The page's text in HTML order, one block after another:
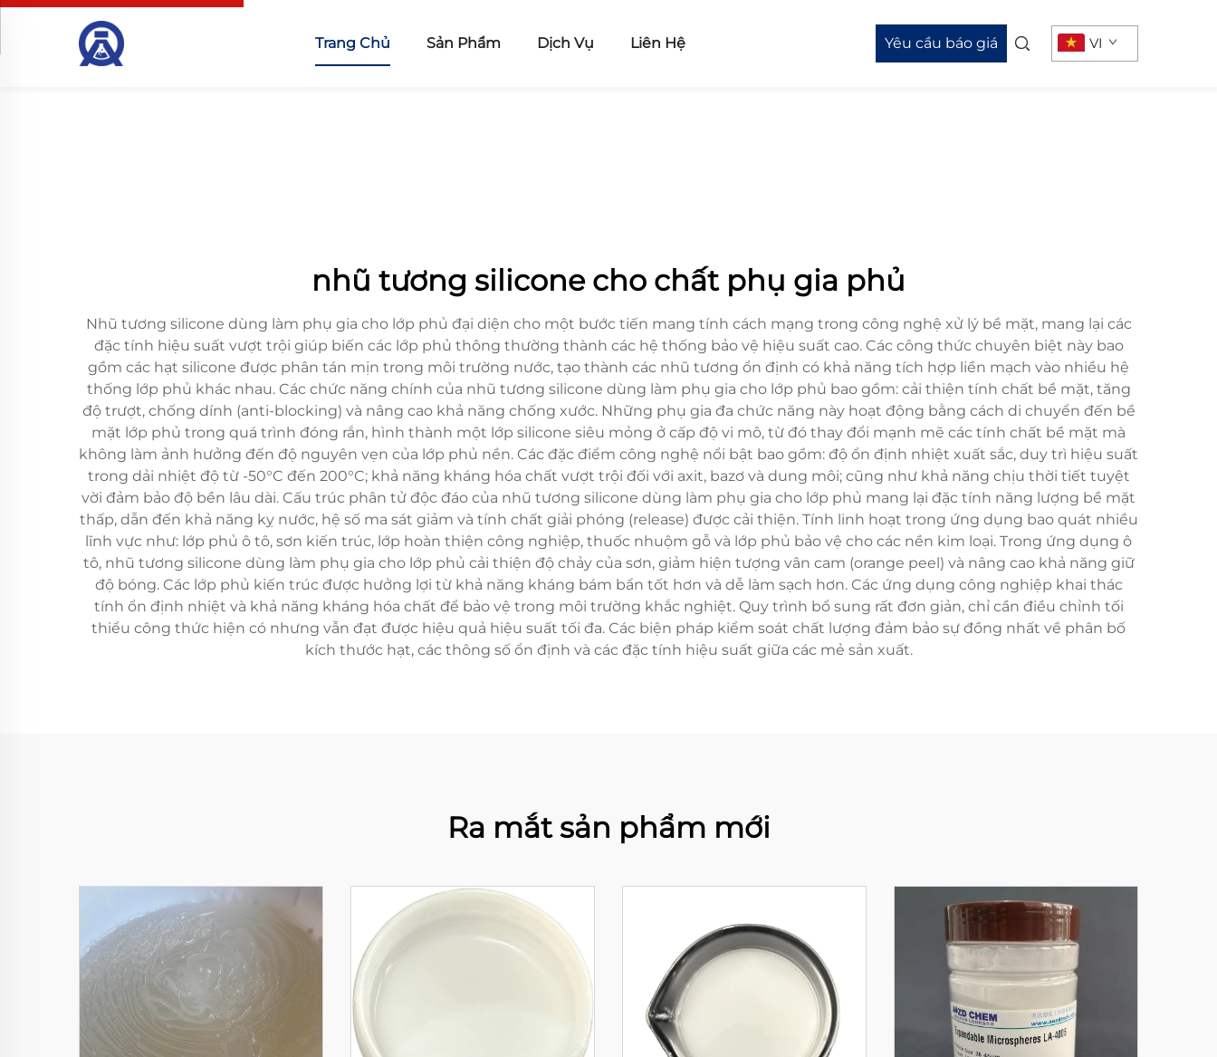
Trang Chủ Sản Phẩm Dịch Vụ Liên Hệ Yêu cầu báo giá VI
nhũ tương silicone cho chất phụ gia phủ
Nhũ tương silicone dùng làm phụ gia cho lớp phủ đại diện cho một bước tiến mang tính cách mạng trong công nghệ xử lý bề mặt, mang lại các
đặc tính hiệu suất vượt trội giúp biến các lớp phủ thông thường thành các hệ thống bảo vệ hiệu suất cao. Các công thức chuyên biệt này bao
gồm các hạt silicone được phân tán mịn trong môi trường nước, tạo thành các nhũ tương ổn định có khả năng tích hợp liền mạch vào nhiều hệ
thống lớp phủ khác nhau. Các chức năng chính của nhũ tương silicone dùng làm phụ gia cho lớp phủ bao gồm: cải thiện tính chất bề mặt, tăng
độ trượt, chống dính (anti-blocking) và nâng cao khả năng chống xước. Những phụ gia đa chức năng này hoạt động bằng cách di chuyển đến bề
mặt lớp phủ trong quá trình đóng rắn, hình thành một lớp silicone siêu mỏng ở cấp độ vi mô, từ đó thay đổi mạnh mẽ các tính chất bề mặt mà
không làm ảnh hưởng đến độ nguyên vẹn của lớp phủ nền. Các đặc điểm công nghệ nổi bật bao gồm: độ ổn định nhiệt xuất sắc, duy trì hiệu suất
trong dải nhiệt độ từ -50°C đến 200°C; khả năng kháng hóa chất vượt trội đối với axit, bazơ và dung môi; cũng như khả năng chịu thời tiết tuyệt
vời đảm bảo độ bền lâu dài. Cấu trúc phân tử độc đáo của nhũ tương silicone dùng làm phụ gia cho lớp phủ mang lại đặc tính năng lượng bề mặt
thấp, dẫn đến khả năng kỵ nước, hệ số ma sát giảm và tính chất giải phóng (release) được cải thiện. Tính linh hoạt trong ứng dụng bao quát nhiều
lĩnh vực như: lớp phủ ô tô, sơn kiến trúc, lớp hoàn thiện công nghiệp, thuốc nhuộm gỗ và lớp phủ bảo vệ cho các nền kim loại. Trong ứng dụng ô
tô, nhũ tương silicone dùng làm phụ gia cho lớp phủ cải thiện độ chảy của sơn, giảm hiện tượng vân cam (orange peel) và nâng cao khả năng giữ
độ bóng. Các lớp phủ kiến trúc được hưởng lợi từ khả năng kháng bám bẩn tốt hơn và dễ làm sạch hơn. Các ứng dụng công nghiệp khai thác
tính ổn định nhiệt và khả năng kháng hóa chất để bảo vệ trong môi trường khắc nghiệt. Quy trình bổ sung rất đơn giản, chỉ cần điều chỉnh tối
thiểu công thức hiện có nhưng vẫn đạt được hiệu quả hiệu suất tối đa. Các biện pháp kiểm soát chất lượng đảm bảo sự đồng nhất về phân bố
kích thước hạt, các thông số ổn định và các đặc tính hiệu suất giữa các mẻ sản xuất.
Ra mắt sản phẩm mới